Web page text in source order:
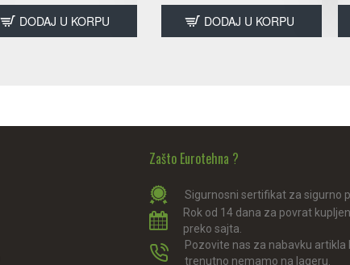
DODAJ U KORPU DODAJ U KORPU
DODAJ U KORPU
Zašto Eurotehna ?
Sigurnosni sertifikat za sigurno
Rok od 14 dana za povrat
preko sajta.
Pozovite nas za nabavku artikla
trenutno nemamo na lageru.